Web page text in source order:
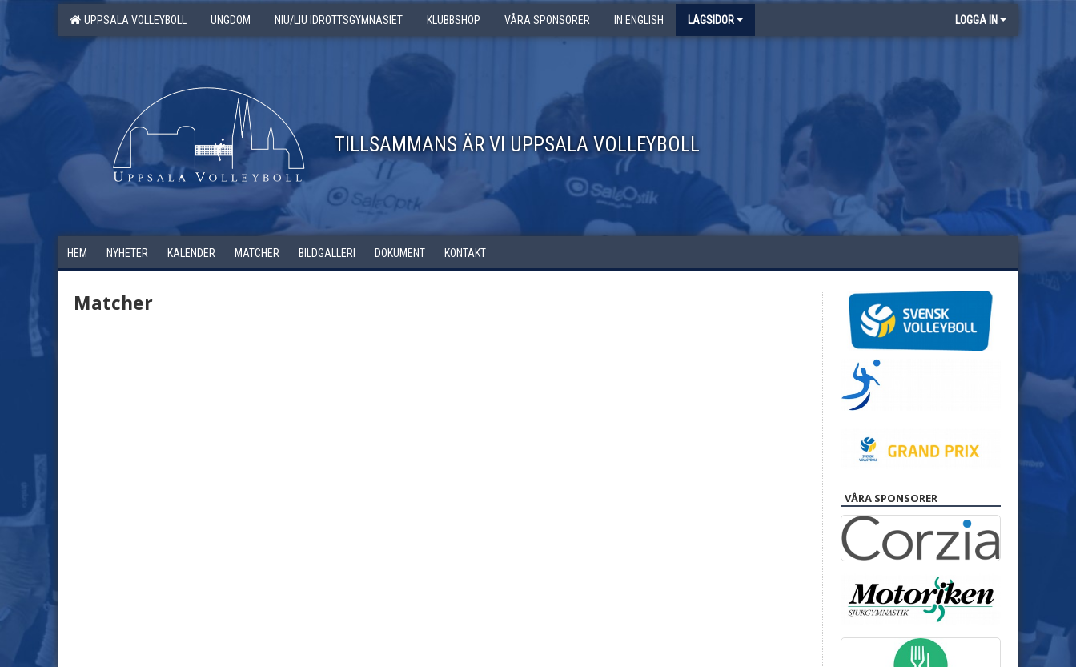
UPPSALA VOLLEYBOLL UNGDOM NIU/LIU IDROTTSGYMNASIET KLUBBSHOP VÅRA SPONSORER IN ENGLISH LAGSIDOR LOGGA IN
TILLSAMMANS ÄR VI UPPSALA VOLLEYBOLL
HEM NYHETER KALENDER MATCHER BILDGALLERI DOKUMENT KONTAKT
Matcher
VÅRA SPONSORER